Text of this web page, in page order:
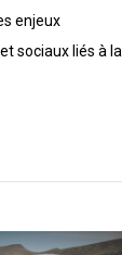
enjeux
sociaux liés à la